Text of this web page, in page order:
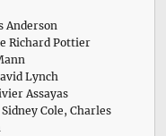
Anderson
Richard Pottier
Lynch
Assayas
Cole, Charles